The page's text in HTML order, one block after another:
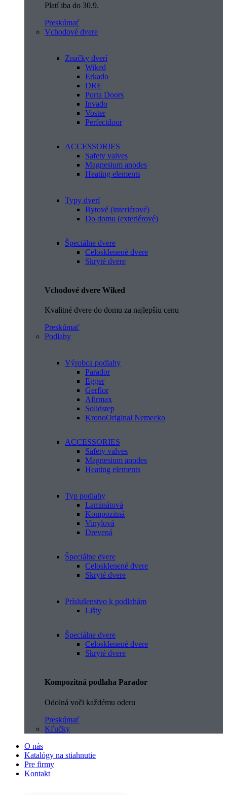
Platí iba do 30.9.
Preskúmať
Vchodové dvere
Značky dverí
Wiked
Erkado
DRE
Porta Doors
Invado
Voster
Perfectdoor
ACCESSORIES
Safety valves
Magnesium anodes
Heating elements
Typy dverí
Bytové (interiérové)
Do domu (exteriérové)
Špeciálne dvere
Celosklenené dvere
Skryté dvere
Vchodové dvere Wiked
Kvalitné dvere do domu za najlepšiu cenu
Preskúmať
Podlahy
Výrobca podlahy
Parador
Egger
Gerflor
Afirmax
Solidstep
KronoOriginal Nemecko
ACCESSORIES
Safety valves
Magnesium anodes
Heating elements
Typ podlahy
Laminátová
Kompozitná
Vinylová
Drevená
Špeciálne dvere
Celosklenené dvere
Skryté dvere
Príslušenstvo k podlahám
Lišty
Špeciálne dvere
Celosklenené dvere
Skryté dvere
Kompozitná podlaha Parador
Odolná voči každému oderu
Preskúmať
Kľučky
O nás
Katalógy na stiahnutie
Pre firmy
Kontakt